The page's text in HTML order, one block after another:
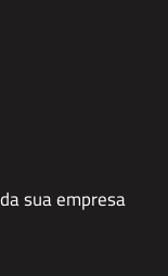
sua empresa